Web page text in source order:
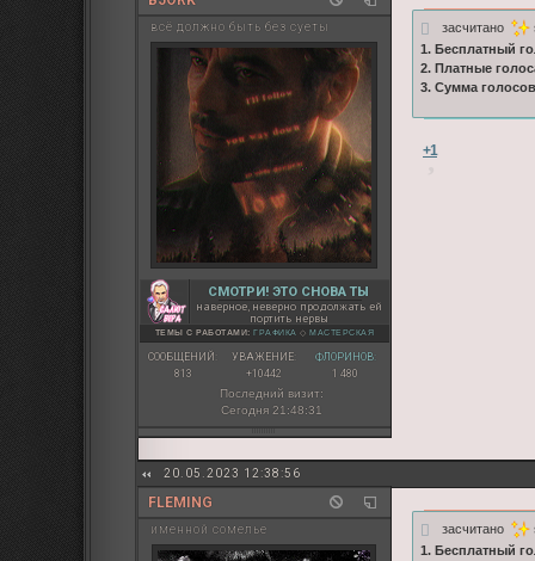
всё должно быть без суеты
СМОТРИ! ЭТО СНОВА ТЫ
наверное, неверно продолжать ей
портить нервы
ТЕМЫ С РАБОТАМИ: ГРАФИКА ◇ МАСТЕРСКАЯ
СООБЩЕНИЙ:
813
УВАЖЕНИЕ:
+10442
ФЛОРИНОВ:
1 480
Последний визит:
Сегодня 21:48:31
засчитано
1. Бесплатный
2. Платные
3. Сумма
+1
20.05.2023 12:38:56
FLEMING
именной сомелье засчитано
1. Бесплатный